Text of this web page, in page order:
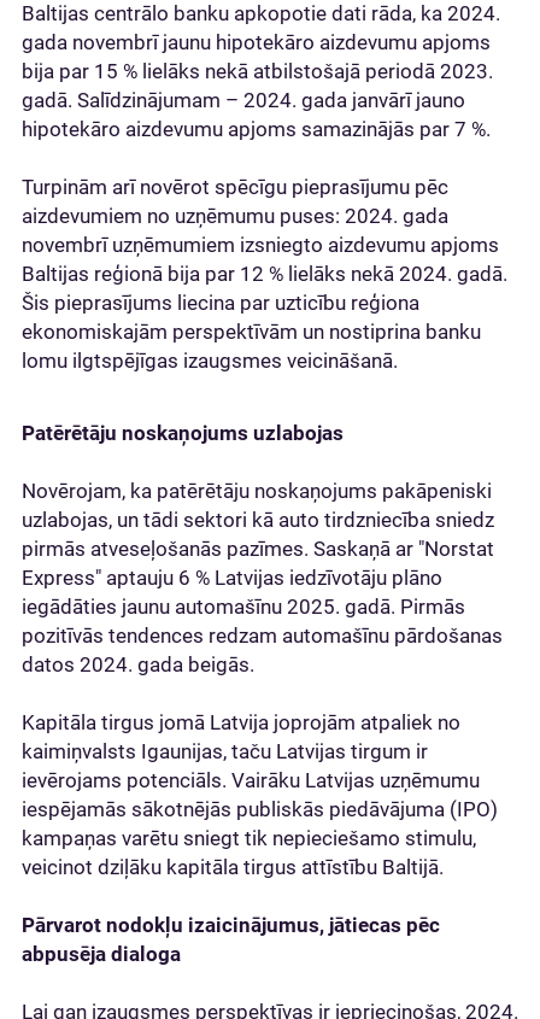
Baltijas centrālo banku apkopotie dati rāda, ka 2024.
gada novembrī jaunu hipotekāro aizdevumu apjoms
bija par 15 % lielāks nekā atbilstošajā periodā 2023.
gadā. Salīdzinājumam – 2024. gada janvārī jauno
hipotekāro aizdevumu apjoms samazinājās par 7 %.
Turpinām arī novērot spēcīgu pieprasījumu pēc
aizdevumiem no uzņēmumu puses: 2024. gada
novembrī uzņēmumiem izsniegto aizdevumu apjoms
Baltijas reģionā bija par 12 % lielāks nekā 2024. gadā.
Šis pieprasījums liecina par uzticību reģiona
ekonomiskajām perspektīvām un nostiprina banku
lomu ilgtspējīgas izaugsmes veicināšanā.
Patērētāju noskaņojums uzlabojas
Novērojam, ka patērētāju noskaņojums pakāpeniski
uzlabojas, un tādi sektori kā auto tirdzniecība sniedz
pirmās atveseļošanās pazīmes. Saskaņā ar "Norstat
Express" aptauju 6 % Latvijas iedzīvotāju plāno
iegādāties jaunu automašīnu 2025. gadā. Pirmās
pozitīvās tendences redzam automašīnu pārdošanas
datos 2024. gada beigās.
Kapitāla tirgus jomā Latvija joprojām atpaliek no
kaimiņvalsts Igaunijas, taču Latvijas tirgum ir
ievērojams potenciāls. Vairāku Latvijas uzņēmumu
iespējamās sākotnējās publiskās piedāvājuma (IPO)
kampaņas varētu sniegt tik nepieciešamo stimulu,
veicinot dziļāku kapitāla tirgus attīstību Baltijā.
Pārvarot nodokļu izaicinājumus, jātiecas pēc
abpusēja dialoga
Lai gan izaugsmes perspektīvas ir iepriecinošas, 2024.